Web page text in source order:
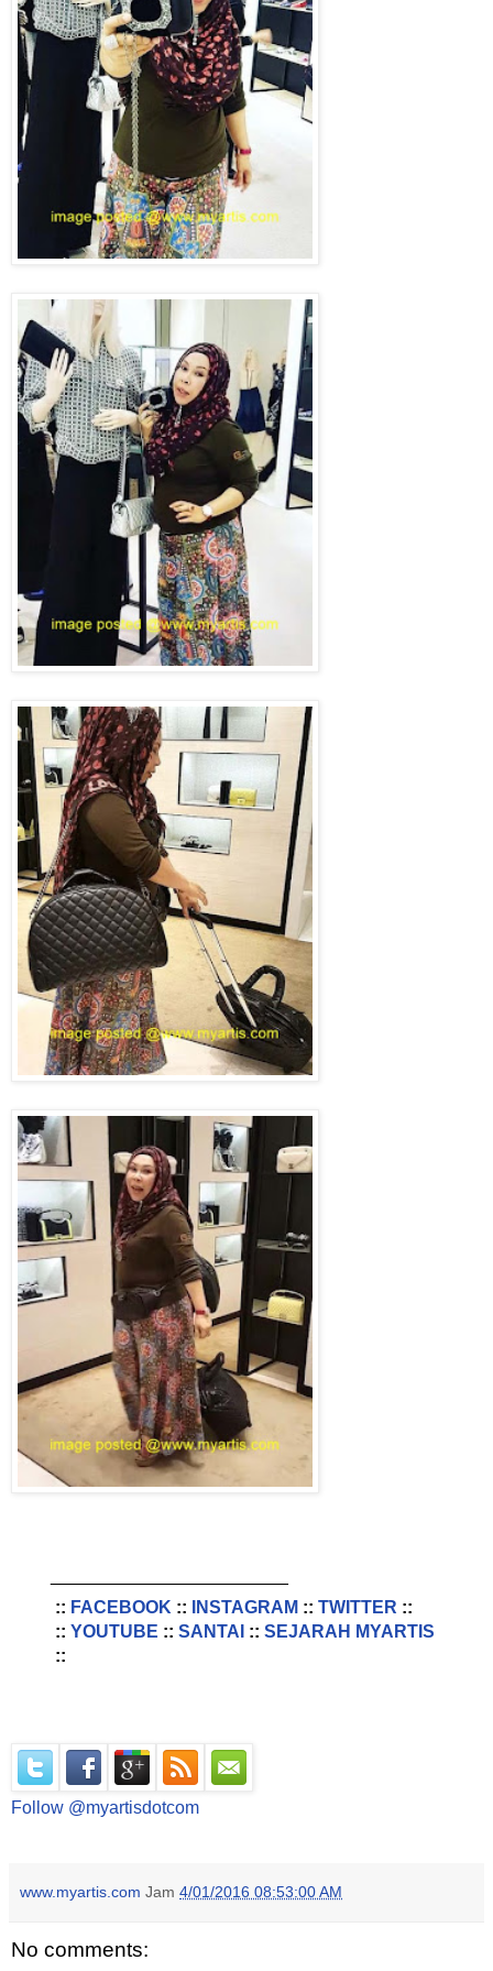
:: FACEBOOK :: INSTAGRAM :: TWITTER ::
:: YOUTUBE :: SANTAI :: SEJARAH MYARTIS
::
Follow @myartisdotcom
www.myartis.com Jam 4/01/2016 08:53:00 AM
No comments: